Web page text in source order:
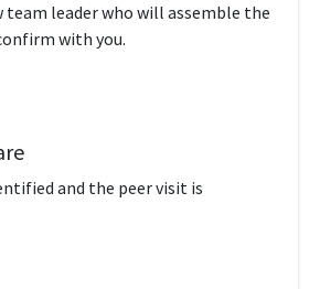
team leader who will assemble the
with you.
and the peer visit is